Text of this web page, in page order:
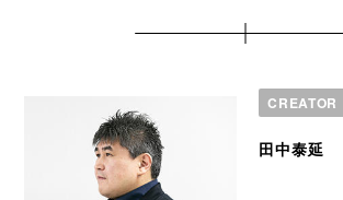
CREATOR
田中泰延